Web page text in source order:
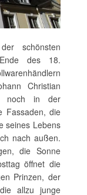
schönsten
des 18.
Christian
noch in der
Fassaden, die
seines Lebens
nach außen.
die Sonne
öffnet die
Prinzen, der
allzu junge